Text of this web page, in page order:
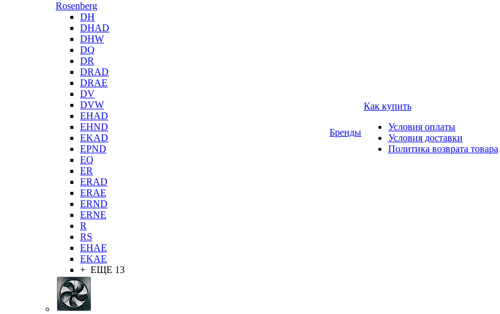
Rosenberg
DH
DHAD
DHW
DQ
DR
DRAD
DRAE
DV
DVW
EHAD
EHND
EKAD
EPND
EQ
ER
ERAD
ERAE
ERND
ERNE
R
RS
EHAE
EKAE
+ ЕЩЕ 13
Бренды
Как купить
Условия оплаты
Условия доставки
Политика возврата товара